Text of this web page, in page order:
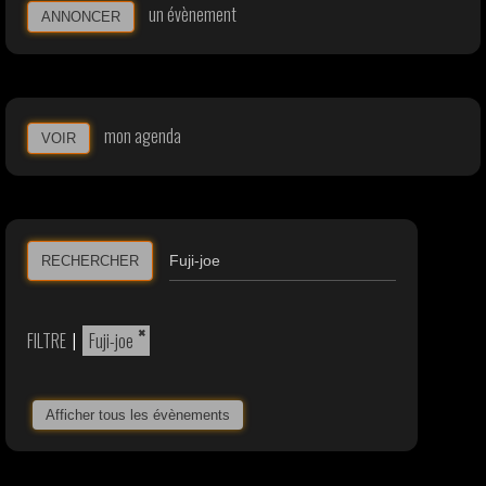
ANNONCER un évènement
VOIR mon agenda
RECHERCHER
FILTRE | ×
Fuji-joe
Afficher tous les évènements